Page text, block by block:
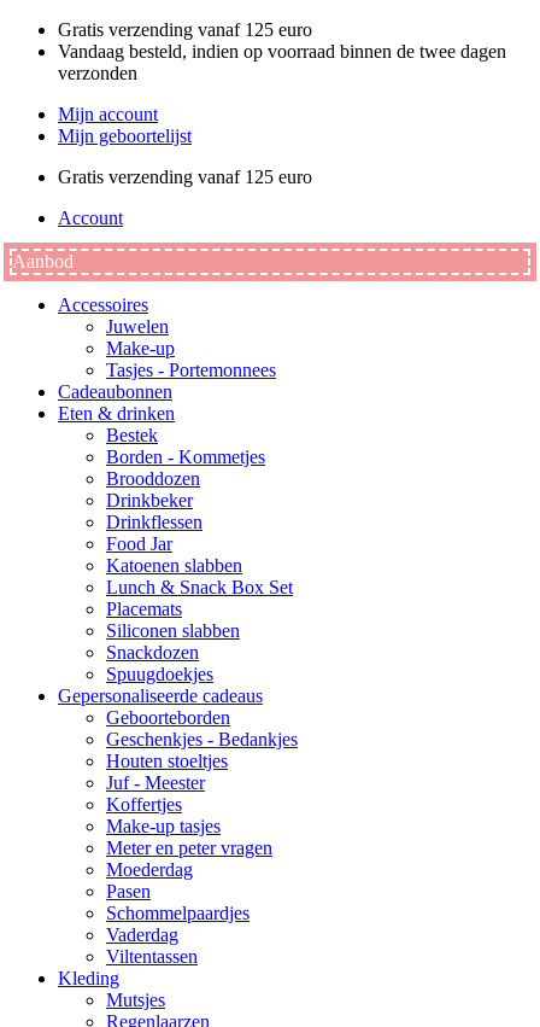
naar
Gratis verzending vanaf 125 euro
Vandaag besteld, indien op voorraad binnen de twee dagen
verzonden
Mijn account
Mijn geboortelijst
Gratis verzending vanaf 125 euro
Account
Aanbod
Accessoires
Juwelen
Make-up
Tasjes - Portemonnees
Cadeaubonnen
Eten & drinken
Bestek
Borden - Kommetjes
Brooddozen
Drinkbeker
Drinkflessen
Food Jar
Katoenen slabben
Lunch & Snack Box Set
Placemats
Siliconen slabben
Snackdozen
Spuugdoekjes
Gepersonaliseerde cadeaus
Geboorteborden
Geschenkjes - Bedankjes
Houten stoeltjes
Juf - Meester
Koffertjes
Make-up tasjes
Meter en peter vragen
Moederdag
Pasen
Schommelpaardjes
Vaderdag
Viltentassen
Kleding
Mutsjes
Regenlaarzen